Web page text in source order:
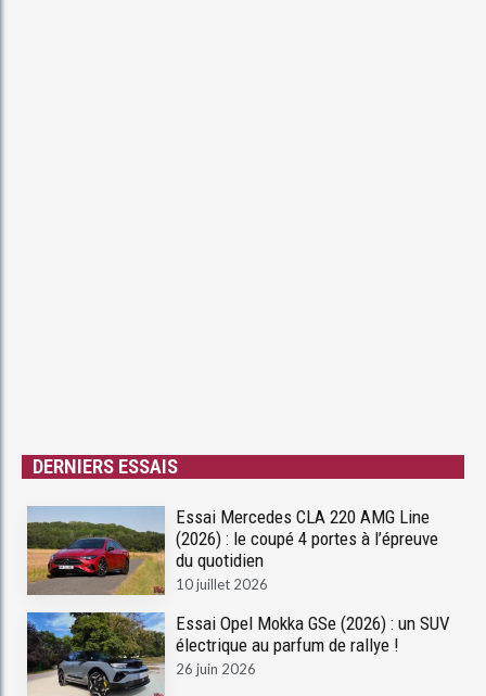
DERNIERS ESSAIS
Essai Mercedes CLA 220 AMG Line
(2026) : le coupé 4 portes à l’épreuve
du quotidien
10 juillet 2026
Essai Opel Mokka GSe (2026) : un SUV
électrique au parfum de rallye !
26 juin 2026